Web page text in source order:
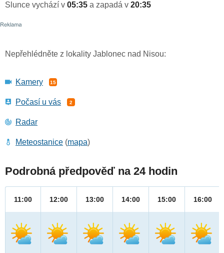
Slunce vychází v 05:35 a zapadá v 20:35
Nepřehlédněte z lokality Jablonec nad Nisou:
Kamery 15
Počasí u vás 2
Radar
Meteostanice (mapa)
Podrobná předpověď na 24 hodin
11:00 12:00 13:00 14:00 15:00 16:00